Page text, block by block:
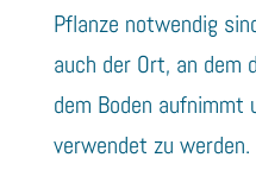
Pflanze notwendig
auch der Ort, an dem
dem Boden
verwendet zu werden.